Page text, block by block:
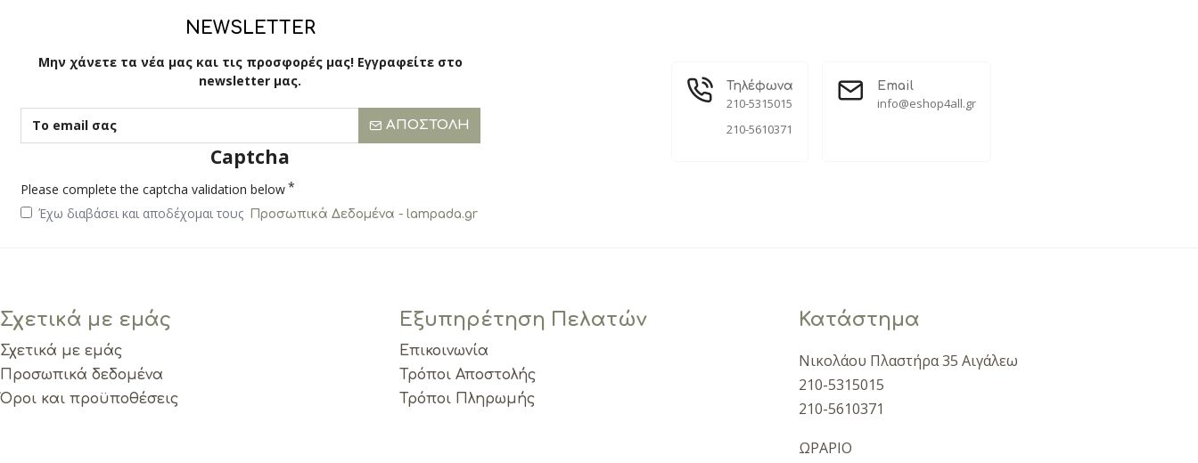
NEWSLETTER
Μην χάνετε τα νέα μας και τις προσφορές μας! Εγγραφείτε στο
newsletter μας.
ΑΠΟΣΤΟΛΉ
Captcha
Please complete the captcha validation below
Έχω διαβάσει και αποδέχομαι τους
Προσωπικά Δεδομένα - lampada.gr
Τηλέφωνα
210-5315015
210-5610371
Email
info@eshop4all.gr
Σχετικά με εμάς
Σχετικά με εμάς
Προσωπικά δεδομένα
Όροι και προϋποθέσεις
Εξυπηρέτηση Πελατών
Επικοινωνία
Τρόποι Αποστολής
Τρόποι Πληρωμής
Κατάστημα
Νικολάου Πλαστήρα 35 Αιγάλεω
210-5315015
210-5610371
ΩΡΑΡΙΟ